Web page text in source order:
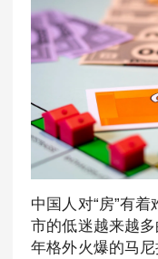
中国人对“房”有
市的低迷越来越
年格外火爆的马